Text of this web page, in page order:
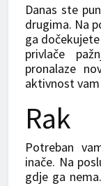
Danas ste
drugima. Na
ga
privlače
pronalaze
aktivnost
Rak
Potreban
inače. Na
gdje ga